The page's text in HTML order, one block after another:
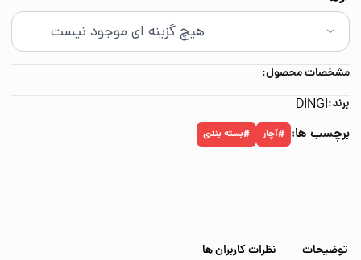
مشخصات محصول:
برند:DINGI
برچسب ها: #آچار #بسته بندی
توضیحات نظرات کاربران ها